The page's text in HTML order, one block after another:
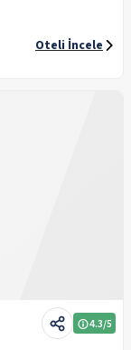
Oteli İncele
4.3/5